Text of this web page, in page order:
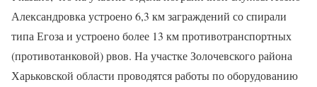
Александровка устроено 6,3 км заграждений со спирали
типа Егоза и устроено более 13 км противотранспортных
(противотанковой) рвов. На участке Золочевского района
Харьковской области проводятся работы по оборудованию